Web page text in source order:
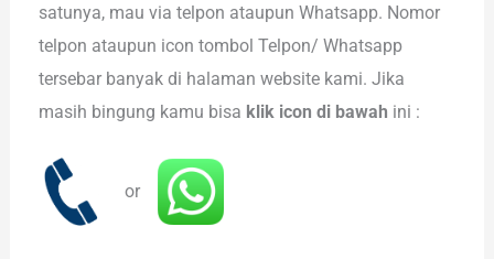
satunya, mau via telpon ataupun Whatsapp. Nomor
telpon ataupun icon tombol Telpon/ Whatsapp
tersebar banyak di halaman website kami. Jika
masih bingung kamu bisa klik icon di bawah ini :
or